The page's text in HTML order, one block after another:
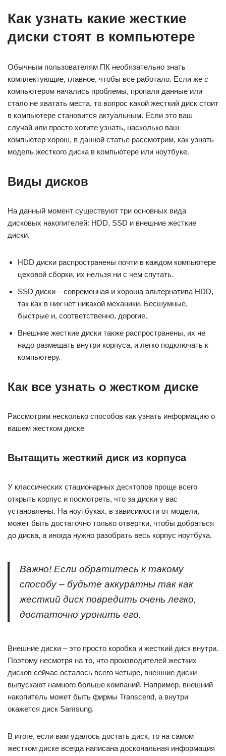
Как узнать какие жесткие
диски стоят в компьютере
Обычным пользователям ПК необязательно знать
комплектующие, главное, чтобы все работало. Если же с
компьютером начались проблемы, пропали данные или
стало не хватать места, то вопрос какой жесткий диск стоит
в компьютере становится актуальным. Если это ваш
случай или просто хотите узнать, насколько ваш
компьютер хорош, в данной статье рассмотрим, как узнать
модель жесткого диска в компьютере или ноутбуке.
Виды дисков
На данный момент существуют три основных вида
дисковых накопителей: HDD, SSD и внешние жесткие
диски.
HDD диски распространены почти в каждом компьютере
цеховой сборки, их нельзя ни с чем спутать.
SSD диски – современная и хороша альтернатива HDD,
так как в них нет никакой механики. Бесшумные,
быстрые и, соответственно, дорогие.
Внешние жесткие диски также распространены, их не
надо размещать внутри корпуса, и легко подключать к
компьютеру.
Как все узнать о жестком диске
Рассмотрим несколько способов как узнать информацию о
вашем жестком диске
Вытащить жесткий диск из корпуса
У классических стационарных десктопов проще всего
открыть корпус и посмотреть, что за диски у вас
установлены. На ноутбуках, в зависимости от модели,
может быть достаточно только отвертки, чтобы добраться
до диска, а иногда нужно разобрать весь корпус ноутбука.
Важно! Если обратитесь к такому
способу – будьте аккуратны так как
жесткий диск повредить очень легко,
достаточно уронить его.
Внешние диски – это просто коробка и жесткий диск внутри.
Поэтому несмотря на то, что производителей жестких
дисков сейчас осталось всего четыре, внешние диски
выпускают намного больше компаний. Например, внешний
накопитель может быть фирмы Transcend, а внутри
окажется диск Samsung.
В итоге, если вам удалось достать диск, то на самом
жестком диске всегда написана доскональная информация